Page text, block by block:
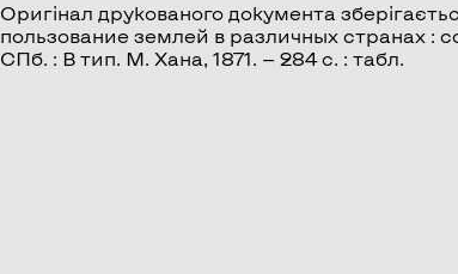
Оригінал друкованого документа
пользование землей в различных странах :
СПб. : В тип. М. Хана, 1871. — 284 с. : табл.